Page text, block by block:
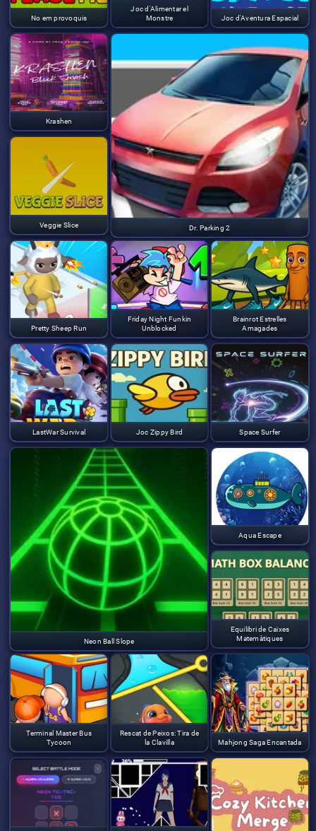
No em provoquis
Joc d'Alimentar el
Monstre
Joc d'Aventura Espacial
Krashen
Dr. Parking 2
Veggie Slice
Pretty Sheep Run
Friday Night Funkin
Unblocked
Brainrot Estrelles
Amagades
LastWar Survival Joc Zippy Bird Space Surfer
Neon Ball Slope
Aqua Escape
Equilibri de Caixes
Matemàtiques
Terminal Master Bus
Tycoon
Rescat de Peixos: Tira de
la Clavilla
Mahjong Saga Encantada